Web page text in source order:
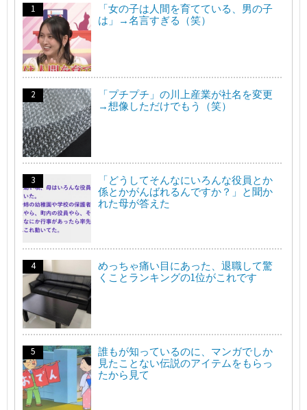
「女の子は人間を育てている、男の子
は」→名言すぎる（笑）
「プチプチ」の川上産業が社名を変更
→想像しただけでもう（笑）
「どうしてそんなにいろんな役員とか
係とかがんばれるんですか？」と聞か
れた母が答えた
めっちゃ痛い目にあった、退職して驚
くことランキングの1位がこれです
誰もが知っているのに、マンガでしか
見たことない伝説のアイテムをもらっ
たから見て